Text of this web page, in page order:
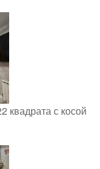
квадрата с косой